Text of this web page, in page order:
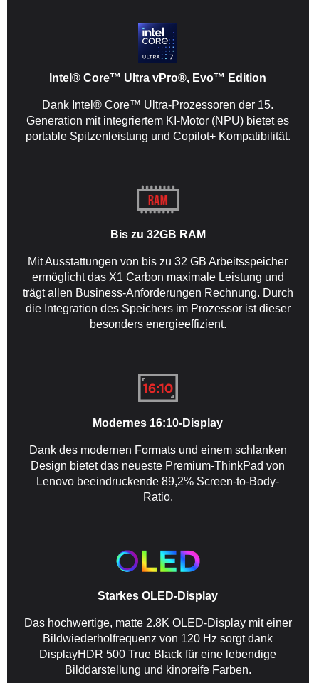
Intel® Core™ Ultra vPro®, Evo™ Edition
Dank Intel® Core™ Ultra-Prozessoren der 15.
Generation mit integriertem KI-Motor (NPU) bietet es
portable Spitzenleistung und Copilot+ Kompatibilität.
Bis zu 32GB RAM
Mit Ausstattungen von bis zu 32 GB Arbeitsspeicher
ermöglicht das X1 Carbon maximale Leistung und
trägt allen Business-Anforderungen Rechnung. Durch
die Integration des Speichers im Prozessor ist dieser
besonders energieeffizient.
Modernes 16:10-Display
Dank des modernen Formats und einem schlanken
Design bietet das neueste Premium-ThinkPad von
Lenovo beeindruckende 89,2% Screen-to-Body-
Ratio.
Starkes OLED-Display
Das hochwertige, matte 2.8K OLED-Display mit einer
Bildwiederholfrequenz von 120 Hz sorgt dank
DisplayHDR 500 True Black für eine lebendige
Bilddarstellung und kinoreife Farben.